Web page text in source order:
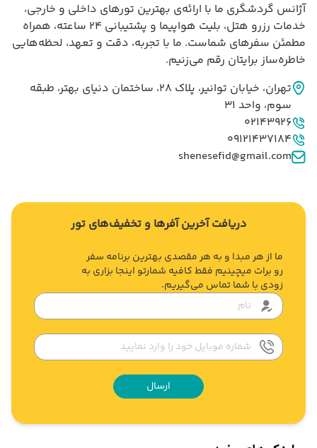
آژانس گردشگری ما با ارائه‌ی بهترین تورهای داخلی و خارجی،
خدمات رزرو هتل، بلیت هواپیما و پشتیبانی ۲۴ ساعته، همراه
مطمئن سفرهای شماست. ما با تجربه، دقت و تعهد، لحظه‌هایی
خاطره‌ساز برایتان رقم می‌زنیم.
02143926
09121437184
shenesefid@gmail.com
تهران، خيابان توانير، پلاک 28، ساختمان دنياي بهتر، طبقه
سوم، واحد 31
دریافت آخرین آفرها و تخفیف‌های تور
ما از هر مبدا و به هر مقصدی بهترین برنامه سفر
رو برات میچینیم فقط کافیه شمارتو اینجا بزاری به
زودی با شما تماس می‌گیریم.
ارسال